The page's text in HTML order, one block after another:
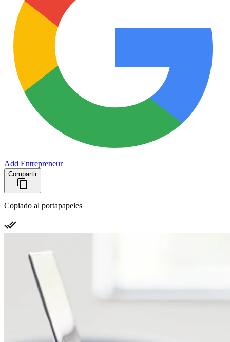
Add Entrepreneur
Compartir
Copiado al portapapeles